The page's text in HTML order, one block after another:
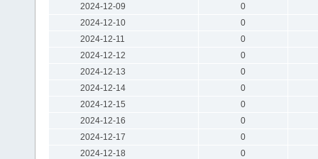
2024-12-09
0
2024-12-10
0
2024-12-11
0
2024-12-12
0
2024-12-13
0
2024-12-14
0
2024-12-15
0
2024-12-16
0
2024-12-17
0
2024-12-18
0